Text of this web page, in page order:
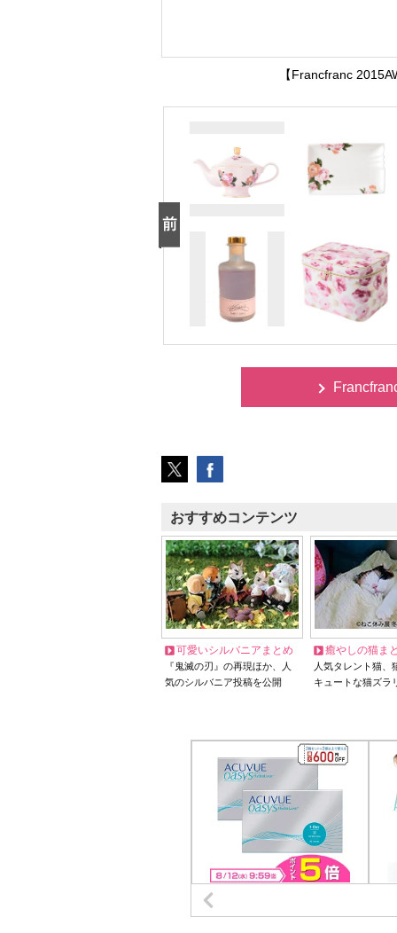
【Francfranc
おすすめコンテンツ
可愛いシルバニアまとめ
『鬼滅の刃』の再現ほか、人
気のシルバニア投稿を公開
癒やしの猫ま
人気タレント猫
キュートな猫ズラ